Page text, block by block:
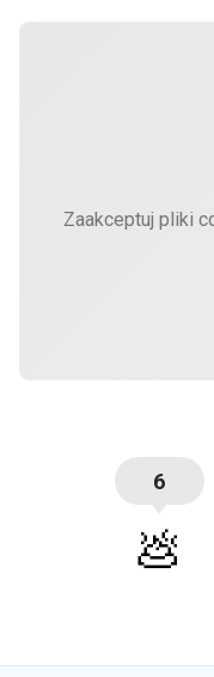
Zaakceptuj pliki
6
💩